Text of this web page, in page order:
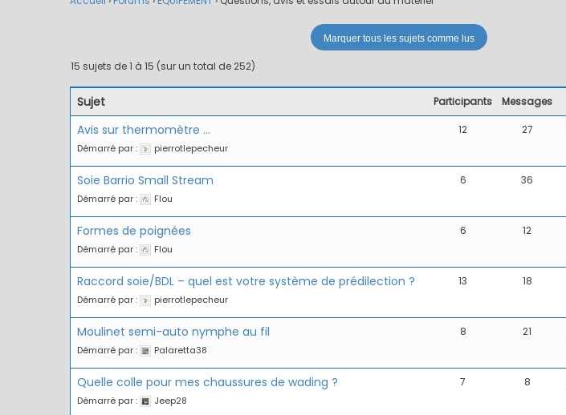
15 sujets de 1 à 15 (sur un total de 252)
Sujet Participants Messages
Avis sur thermomètre …
Démarré par : pierrotlepecheur
12 27
Soie Barrio Small Stream
Démarré par : Flou
6 36
Formes de poignées
Démarré par : Flou
6 12
Raccord soie/BDL – quel est votre système de prédilection ?
Démarré par : pierrotlepecheur
13 18
Moulinet semi-auto nymphe au fil
Démarré par : Palaretta38
8 21
Quelle colle pour mes chaussures de wading ?
Démarré par : Jeep28
7 8